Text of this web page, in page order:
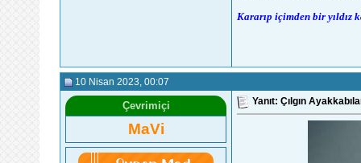
Kararıp içimden bir yıldız
10 Nisan 2023 , 00:07
Çevrimiçi
MaVi
Yanıt: Çılgın